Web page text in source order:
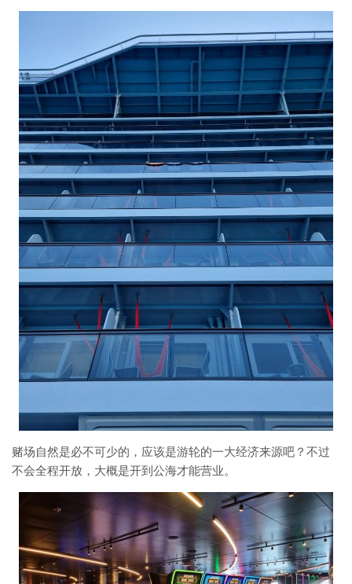
赌场自然是必不可少的，应该是游轮的一大经济来源吧？不过
不会全程开放，大概是开到公海才能营业。